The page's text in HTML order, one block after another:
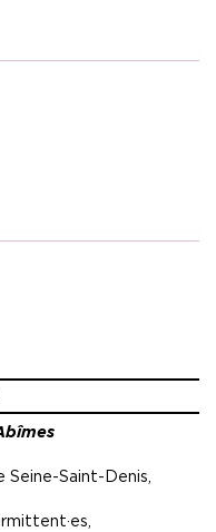
Seine-Saint-Denis,